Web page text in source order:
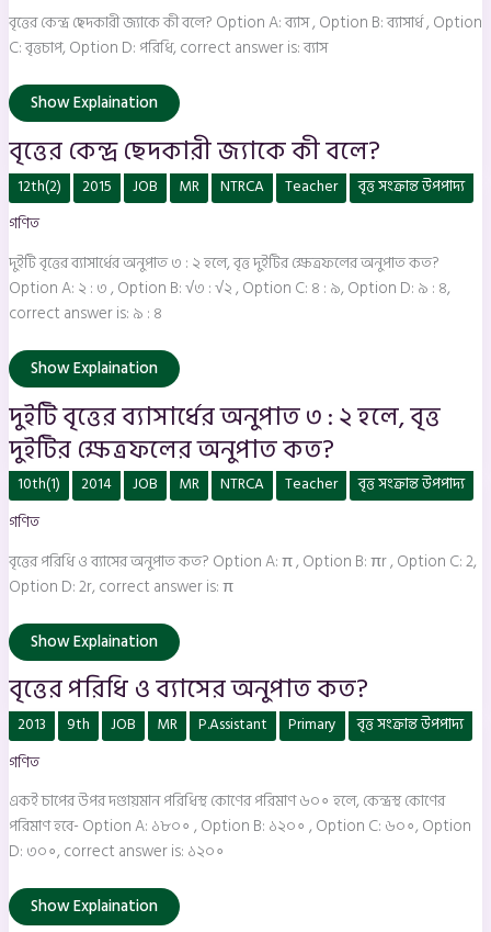
বৃত্তের কেন্দ্র ছেদকারী জ্যাকে কী বলে? Option A: ব্যাস , Option B: ব্যাসার্ধ , Option
C: বৃত্তচাপ, Option D: পরিধি, correct answer is: ব্যাস
বলে?
Show Explaination
বৃত্তের কেন্দ্র ছেদকারী জ্যাকে কী বলে?
12th(2) 2015 JOB MR NTRCA Teacher
বৃত্ত সংক্রান্ত উপপাদ্য
গণিত
দুইটি বৃত্তের ব্যাসার্ধের অনুপাত ৩ : ২ হলে, বৃত্ত দুইটির ক্ষেত্রফলের অনুপাত কত?
Option A: ২ : ৩ , Option B: √৩ : √২ , Option C: ৪ : ৯, Option D: ৯ : ৪,
correct answer is: ৯ : ৪
দুইটি
বৃত্তের
ব্যাসার্ধের
অনুপাত
:
২
হলে,
দুইটির
অনুপাত
কত?
Show Explaination
দুইটি বৃত্তের ব্যাসার্ধের অনুপাত ৩ : ২ হলে, বৃত্ত
দুইটির ক্ষেত্রফলের অনুপাত কত?
10th(1) 2014 JOB MR NTRCA Teacher
বৃত্ত সংক্রান্ত উপপাদ্য
গণিত
বৃত্তের পরিধি ও ব্যাসের অনুপাত কত? Option A: π , Option B: πr , Option C: 2,
Option D: 2r, correct answer is: π
বৃত্তের
পরিধি
ও
ব্যাসের
কত?
Show Explaination
বৃত্তের পরিধি ও ব্যাসের অনুপাত কত?
2013 9th JOB MR P.Assistant Primary
বৃত্ত সংক্রান্ত উপপাদ্য
গণিত
একই চাপের উপর দণ্ডায়মান পরিধিস্থ কোণের পরিমাণ ৬০∘ হলে, কেন্দ্রস্থ কোণের
পরিমাণ হবে- Option A: ১৮০∘ , Option B: ১২০∘ , Option C: ৬০∘, Option
D: ৩০∘, correct answer is: ১২০∘
একই
চাপের
উপর
দণ্ডায়মান
কোণের
পরিমাণ
৬০∘
কেন্দ্রস্থ
পরিমাণ
হবে-
Show Explaination